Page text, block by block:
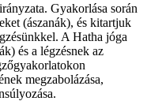
Gyakorlása során
(ászanák), és kitartjuk
A Hatha jóga
és a légzésnek az
megzabolázása,